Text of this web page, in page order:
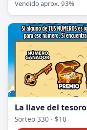
Vendido aprox. 93%
La llave del tesoro
Sorteo 330 · $10